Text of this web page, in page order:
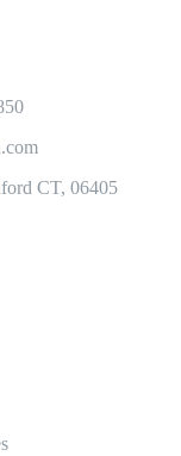
CT, 06405